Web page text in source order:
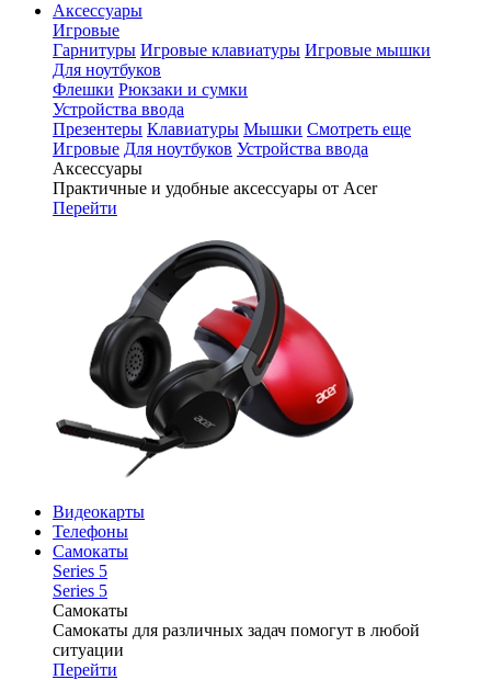
Аксессуары
Игровые
Гарнитуры Игровые клавиатуры Игровые мышки
Для ноутбуков
Флешки Рюкзаки и сумки
Устройства ввода
Презентеры Клавиатуры Мышки Смотреть еще
Игровые Для ноутбуков Устройства ввода
Аксессуары
Практичные и удобные аксессуары от Acer
Перейти
Видеокарты
Телефоны
Самокаты
Series 5
Series 5
Самокаты
Самокаты для различных задач помогут в любой
ситуации
Перейти